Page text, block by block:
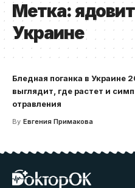
Метка:
Украине
Бледная поганка в Украине
выглядит, где растет и
отравления
By Евгения Примакова